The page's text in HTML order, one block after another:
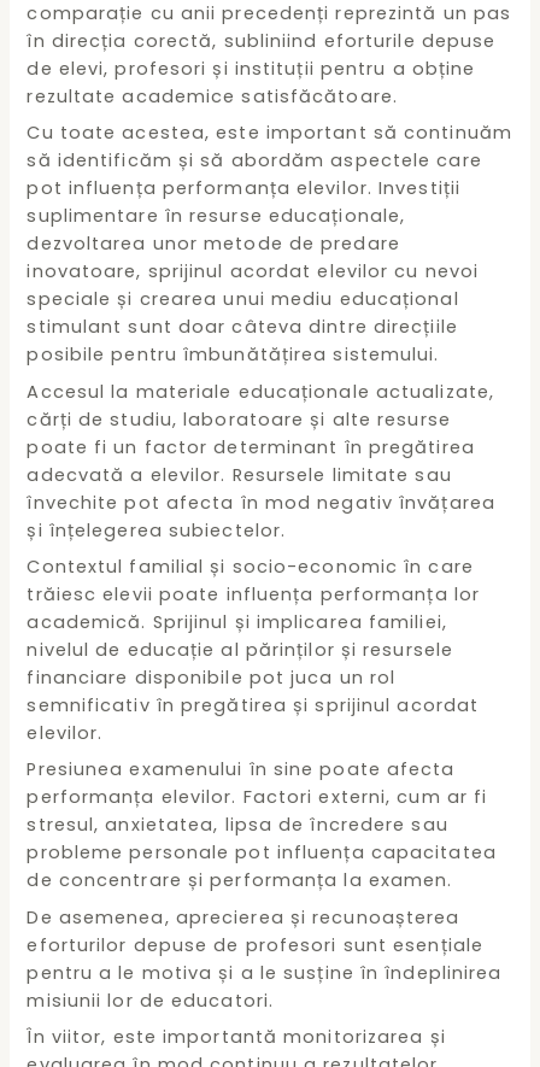
comparație cu anii precedenți reprezintă un pas
în direcția corectă, subliniind eforturile depuse
de elevi, profesori și instituții pentru a obține
rezultate academice satisfăcătoare.
Cu toate acestea, este important să continuăm
să identificăm și să abordăm aspectele care
pot influența performanța elevilor. Investiții
suplimentare în resurse educaționale,
dezvoltarea unor metode de predare
inovatoare, sprijinul acordat elevilor cu nevoi
speciale și crearea unui mediu educațional
stimulant sunt doar câteva dintre direcțiile
posibile pentru îmbunătățirea sistemului.
Accesul la materiale educaționale actualizate,
cărți de studiu, laboratoare și alte resurse
poate fi un factor determinant în pregătirea
adecvată a elevilor. Resursele limitate sau
învechite pot afecta în mod negativ învățarea
și înțelegerea subiectelor.
Contextul familial și socio-economic în care
trăiesc elevii poate influența performanța lor
academică. Sprijinul și implicarea familiei,
nivelul de educație al părinților și resursele
financiare disponibile pot juca un rol
semnificativ în pregătirea și sprijinul acordat
elevilor.
Presiunea examenului în sine poate afecta
performanța elevilor. Factori externi, cum ar fi
stresul, anxietatea, lipsa de încredere sau
probleme personale pot influența capacitatea
de concentrare și performanța la examen.
De asemenea, aprecierea și recunoașterea
eforturilor depuse de profesori sunt esențiale
pentru a le motiva și a le susține în îndeplinirea
misiunii lor de educatori.
În viitor, este importantă monitorizarea și